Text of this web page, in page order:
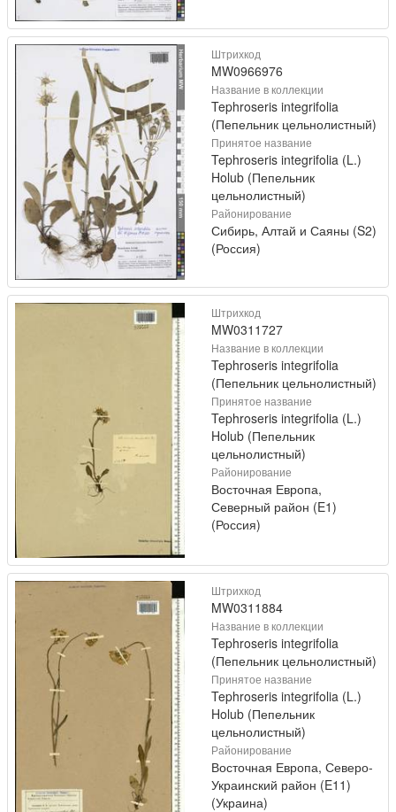
Штрихкод
MW0966976
Название в коллекции
Tephroseris integrifolia
(Пепельник цельнолистный)
Принятое название
Tephroseris integrifolia (L.)
Holub (Пепельник
цельнолистный)
Районирование
Сибирь, Алтай и Саяны (S2)
(Россия)
Штрихкод
MW0311727
Название в коллекции
Tephroseris integrifolia
(Пепельник цельнолистный)
Принятое название
Tephroseris integrifolia (L.)
Holub (Пепельник
цельнолистный)
Районирование
Восточная Европа,
Северный район (E1)
(Россия)
Штрихкод
MW0311884
Название в коллекции
Tephroseris integrifolia
(Пепельник цельнолистный)
Принятое название
Tephroseris integrifolia (L.)
Holub (Пепельник
цельнолистный)
Районирование
Восточная Европа, Северо-
Украинский район (E11)
(Украина)